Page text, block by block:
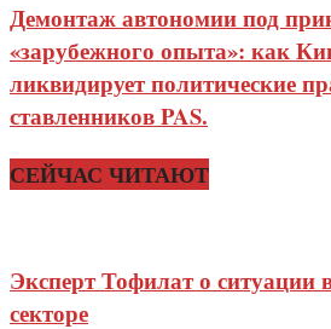
Демонтаж автономии под
«зарубежного опыта»: как
ликвидирует политические
ставленников PAS.
СЕЙЧАС ЧИТАЮТ
Эксперт Тофилат о ситуации
секторе